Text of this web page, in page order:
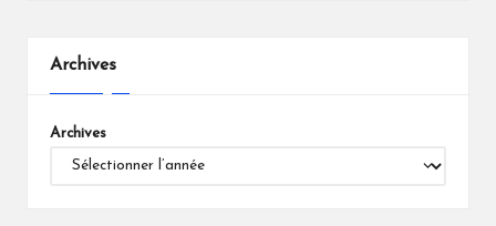
Archives
Archives